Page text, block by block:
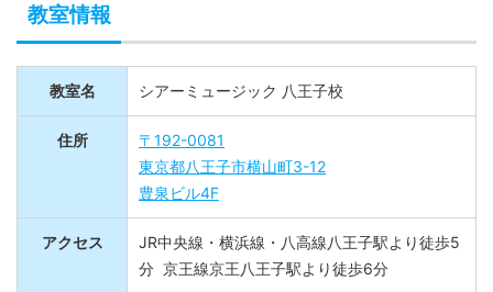
教室情報
教室名 シアーミュージック 八王子校
住所
〒192-0081
東京都八王子市横山町3-12
豊泉ビル4F
アクセス
JR中央線・横浜線・八高線八王子駅より徒歩5
分 京王線京王八王子駅より徒歩6分